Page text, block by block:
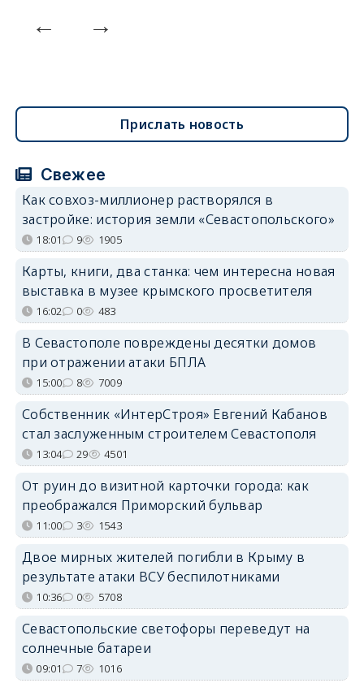
Прислать новость
Свежее
Как совхоз-миллионер растворялся в
застройке: история земли «Севастопольского»
18:01 9 1905
Карты, книги, два станка: чем интересна новая
выставка в музее крымского просветителя
16:02 0 483
В Севастополе повреждены десятки домов
при отражении атаки БПЛА
15:00 8 7009
Собственник «ИнтерСтроя» Евгений Кабанов
стал заслуженным строителем Севастополя
13:04 29 4501
От руин до визитной карточки города: как
преображался Приморский бульвар
11:00 3 1543
Двое мирных жителей погибли в Крыму в
результате атаки ВСУ беспилотниками
10:36 0 5708
Севастопольские светофоры переведут на
солнечные батареи
09:01 7 1016